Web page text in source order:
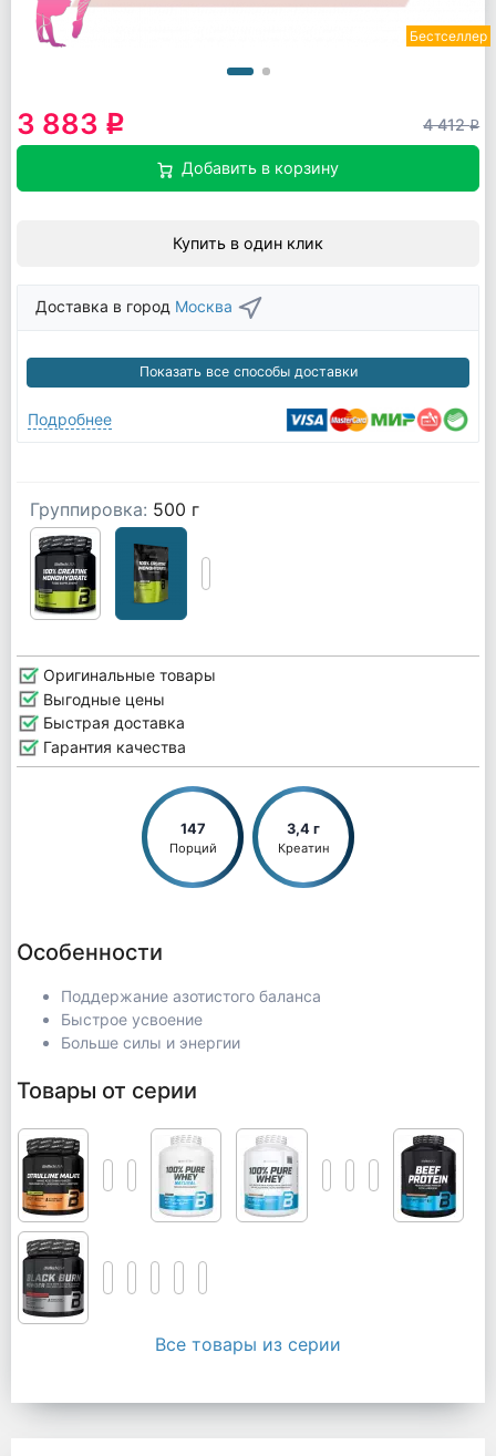
Бестселлер
3 883 q 4 412q
Добавить в корзину
Купить в один клик
Доставка в город Москва
Показать все способы доставки
Подробнее
Группировка: 500 г
Оригинальные товары
Выгодные цены
Быстрая доставка
Гарантия качества
147
Порций
3,4 г
Креатин
Особенности
Поддержание азотистого баланса
Быстрое усвоение
Больше силы и энергии
Товары от серии
Все товары из серии